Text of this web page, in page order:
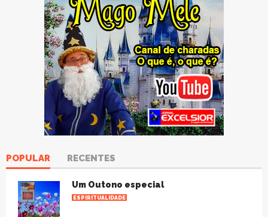
POPULAR RECENTES
Um Outono especial
ESPIRITUALIDADE